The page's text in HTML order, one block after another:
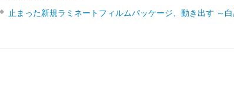
止まった新規ラミネートフィルムパッケージ、動き出す ～